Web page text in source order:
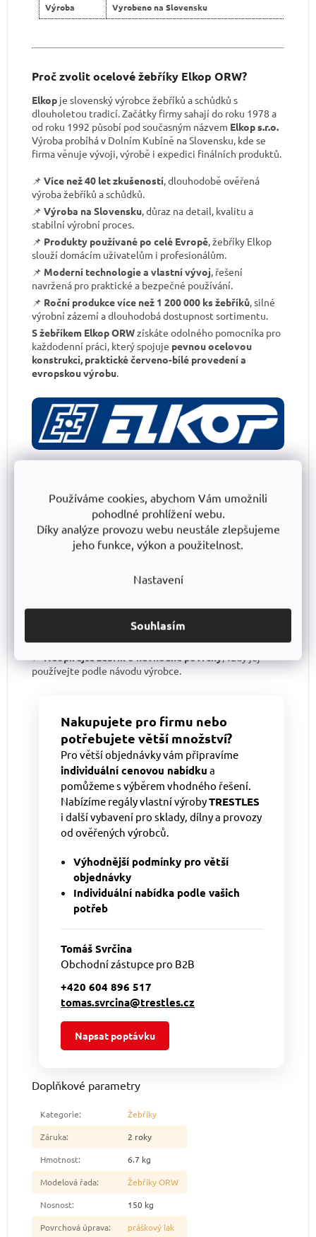
Používáme cookies, abychom Vám umožnili
pohodlné prohlížení webu.
Díky analýze provozu webu neustále zlepšujeme
jeho funkce, výkon a použitelnost.
Nastavení
Souhlasím
Výroba Vyrobeno na Slovensku
Proč zvolit ocelové žebříky Elkop ORW?
Elkop je slovenský výrobce žebříků a schůdků s
dlouholetou tradicí. Začátky firmy sahají do roku 1978 a
od roku 1992 působí pod současným názvem Elkop s.r.o.
Výroba probíhá v Dolním Kubíně na Slovensku, kde se
firma věnuje vývoji, výrobě i expedici finálních produktů.
📌 Více než 40 let zkušeností, dlouhodobě ověřená
výroba žebříků a schůdků.
📌 Výroba na Slovensku, důraz na detail, kvalitu a
stabilní výrobní proces.
📌 Produkty používané po celé Evropě, žebříky Elkop
slouží domácím uživatelům i profesionálům.
📌 Moderní technologie a vlastní vývoj, řešení
navržená pro praktické a bezpečné používání.
📌 Roční produkce více než 1 200 000 ks žebříků, silné
výrobní zázemí a dlouhodobá dostupnost sortimentu.
S žebříkem Elkop ORWzískáte odolného pomocníka pro
každodenní práci, který spojuje pevnou ocelovou
konstrukci, praktické červeno-bílé provedení a
evropskou výrobu.
Důležité tipy pro bezpečné a efektivní
📌Před každým použitím žebřík zkontrolujte, nesmí
být poškozený a musí být bezpečný k používání.
dodržujte údaje uvedené výrobcem.
podkladu, může dojít ke ztrátě stability.
Žebřík stavte pouze na pevný a rovný povrch
nevhodný podklad může snížit stabilitu.
📌Neopírejte žebřík o nevhodné povrchy, vždy jej
používejte podle návodu výrobce.
Nakupujete pro firmu nebo
potřebujete větší množství?
Pro větší objednávky vám připravíme
individuální cenovou nabídku a
pomůžeme s výběrem vhodného řešení.
Nabízíme regály vlastní výrobyTRESTLES
i další vybavení pro sklady, dílny a provozy
od ověřených výrobců.
Výhodnější podmínky pro větší
objednávky
Individuální nabídka podle vašich
potřeb
Tomáš Svrčina
Obchodní zástupce pro B2B
+420 604 896 517
tomas.svrcina@trestles.cz
Napsat poptávku
Doplňkové parametry
Kategorie:
Žebříky
Záruka:
2 roky
Hmotnost:
6.7 kg
Modelová řada:
Žebříky ORW
Nosnost:
150 kg
Povrchová úprava: práškový lak